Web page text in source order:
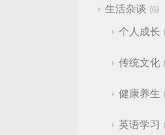
生活杂谈 6
个人成长
传统文化
健康养生
英语学习